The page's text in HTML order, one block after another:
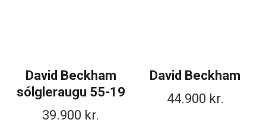
David Beckham
sólgleraugu 55-19
39.900 kr.
David Beckham
44.900 kr.